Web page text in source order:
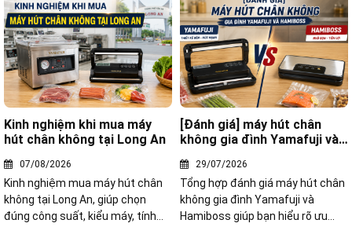
Kinh nghiệm khi mua máy
hút chân không tại Long An
07/08/2026
Kinh nghiệm mua máy hút chân
không tại Long An, giúp chọn
đúng công suất, kiểu máy, tính
[Đánh giá] máy hút chân
không gia đình Yamafuji và
29/07/2026
Tổng hợp đánh giá máy hút chân
không gia đình Yamafuji và
Hamiboss giúp bạn hiểu rõ ưu